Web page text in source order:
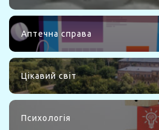
Аптечна справа
Цікавий світ
Психологія